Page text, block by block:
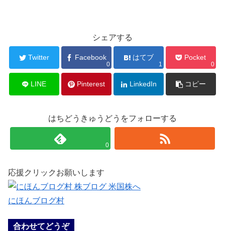
シェアする
Twitter Facebook
0
はてブ
1
Pocket
0
LINE Pinterest LinkedIn コピー
はちどうきゅうどうをフォローする
0
応援クリックお願いします
にほんブログ村
合わせてどうぞ